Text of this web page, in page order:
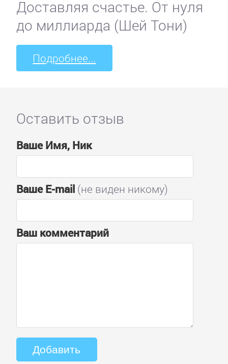
Доставляя счастье. От нуля
до миллиарда (Шей Тони)
Подробнее...
Оставить отзыв
Ваше Имя, Ник
Ваше E-mail(не виден никому)
Ваш комментарий